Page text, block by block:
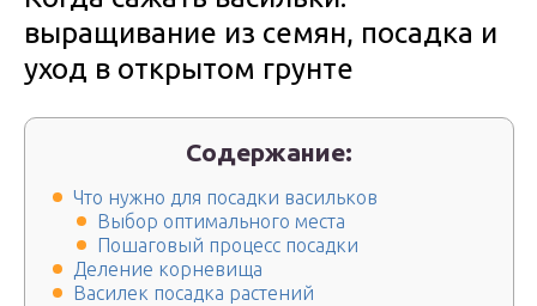
выращивание из семян, посадка и
уход в открытом грунте
Содержание:
Что нужно для посадки васильков
Выбор оптимального места
Пошаговый процесс посадки
Деление корневища
Василек посадка растений